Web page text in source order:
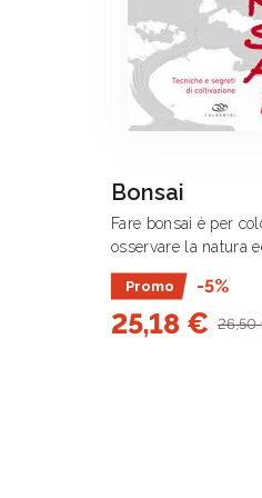
Bonsai
Fare bonsai è per
osservare la natura
dentro.
Promo -5%
25,18 € 26,50